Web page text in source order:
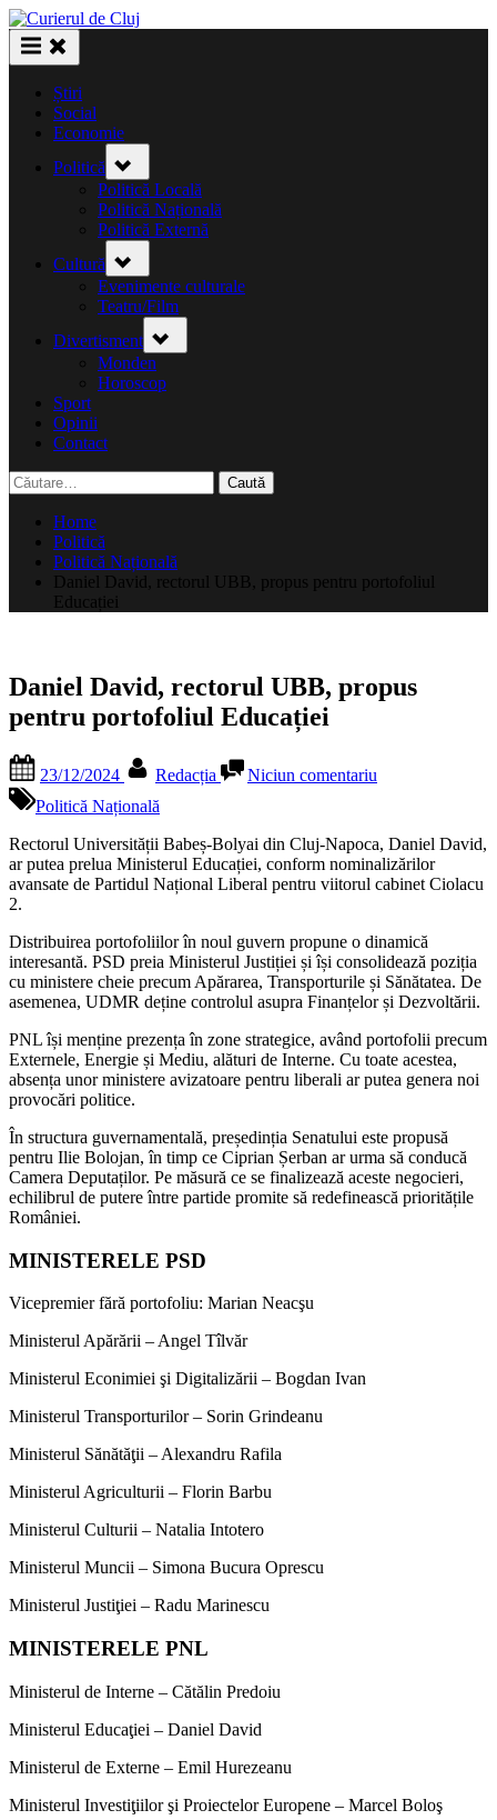
Skip
to
content
Știri
Social
Economie
Politică
sub-
menu
Politică Locală
Politică Națională
Politică Externă
Cultură
sub-
menu
Evenimente culturale
Teatru/Film
Divertisment sub-
menu
Monden
Horoscop
Sport
Opinii
Contact
Caută
după:
Home
Politică
Politică Națională
Daniel David, rectorul UBB, propus pentru portofoliul
Educației
Daniel David, rectorul UBB, propus
pentru portofoliul Educației
on
23/12/2024 Redacția Niciun comentariuDaniel
UBB,
propus
pentru
Politică Națională
Rectorul Universității Babeș-Bolyai din Cluj-Napoca, Daniel David,
ar putea prelua Ministerul Educației, conform nominalizărilor
avansate de Partidul Național Liberal pentru viitorul cabinet Ciolacu
2.
Distribuirea portofoliilor în noul guvern propune o dinamică
interesantă. PSD preia Ministerul Justiției și își consolidează poziția
cu ministere cheie precum Apărarea, Transporturile și Sănătatea. De
asemenea, UDMR deține controlul asupra Finanțelor și Dezvoltării.
PNL își menține prezența în zone strategice, având portofolii precum
Externele, Energie și Mediu, alături de Interne. Cu toate acestea,
absența unor ministere avizatoare pentru liberali ar putea genera noi
provocări politice.
În structura guvernamentală, președinția Senatului este propusă
pentru Ilie Bolojan, în timp ce Ciprian Șerban ar urma să conducă
Camera Deputaților. Pe măsură ce se finalizează aceste negocieri,
echilibrul de putere între partide promite să redefinească prioritățile
României.
MINISTERELE PSD
Vicepremier fără portofoliu: Marian Neacşu
Ministerul Apărării – Angel Tîlvăr
Ministerul Econimiei şi Digitalizării – Bogdan Ivan
Ministerul Transporturilor – Sorin Grindeanu
Ministerul Sănătăţii – Alexandru Rafila
Ministerul Agriculturii – Florin Barbu
Ministerul Culturii – Natalia Intotero
Ministerul Muncii – Simona Bucura Oprescu
Ministerul Justiţiei – Radu Marinescu
MINISTERELE PNL
Ministerul de Interne – Cătălin Predoiu
Ministerul Educaţiei – Daniel David
Ministerul de Externe – Emil Hurezeanu
Ministerul Investiţiilor şi Proiectelor Europene – Marcel Boloş